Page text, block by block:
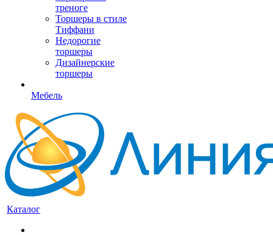
треноге
Торшеры в стиле
Тиффани
Недорогие
торшеры
Дизайнерские
торшеры
Мебель
Каталог